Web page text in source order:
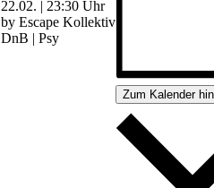
22.02. | 23:30 Uhr
by Escape Kollektiv
DnB | Psy
Zum Kalender